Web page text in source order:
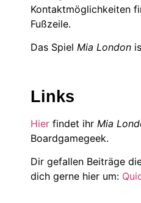
Kontaktmöglichkeiten
Fußzeile.
Das Spiel Mia London
Links
Hier findet ihr Mia
Boardgamegeek.
Dir gefallen Beiträge
dich gerne hier um: